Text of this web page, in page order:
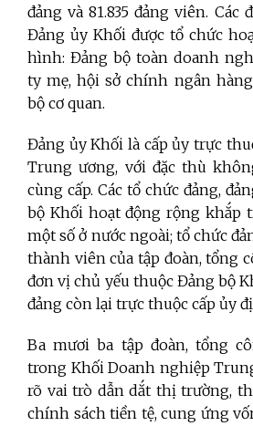
đảng và 81.835 đảng viên. Các
Đảng ủy Khối được tổ chức
hình: Đảng bộ toàn doanh
ty mẹ, hội sở chính ngân
bộ cơ quan.
Đảng ủy Khối là cấp ủy trực
Trung ương, với đặc thù
cùng cấp. Các tổ chức đảng,
bộ Khối hoạt động rộng khắp
một số ở nước ngoài; tổ chức
thành viên của tập đoàn, tổng
đơn vị chủ yếu thuộc Đảng bộ
đảng còn lại trực thuộc cấp ủy
Ba mươi ba tập đoàn, tổng
trong Khối Doanh nghiệp
rõ vai trò dẫn dắt thị trường,
chính sách tiền tệ, cung ứng